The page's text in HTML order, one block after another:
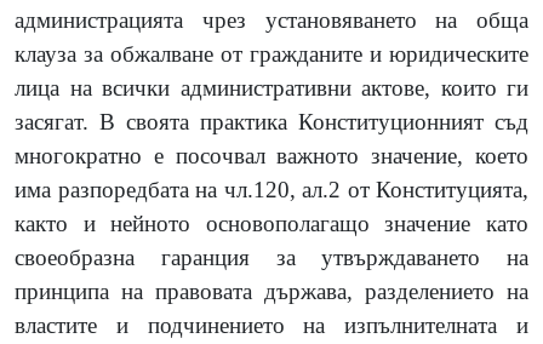
администрацията чрез установяването на обща
клауза за обжалване от гражданите и юридическите
лица на всички административни актове, които ги
засягат. В своята практика Конституционният съд
многократно е посочвал важното значение, което
има разпоредбата на чл.120, ал.2 от Конституцията,
както и нейното основополагащо значение като
своеобразна гаранция за утвърждаването на
принципа на правовата държава, разделението на
властите и подчинението на изпълнителната и